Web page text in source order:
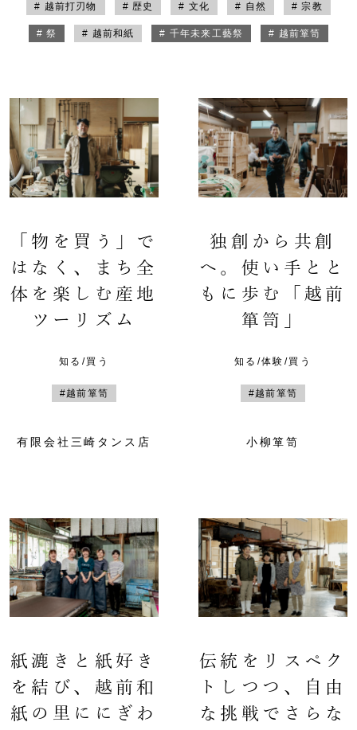
# 越前打刃物 # 歴史 # 文化 # 自然 # 宗教
# 祭 # 越前和紙 # 千年未来工藝祭 # 越前箪笥
「物を買う」で
はなく、まち全
体を楽しむ産地
ツーリズム
知る/買う
#越前箪笥
有限会社三崎タンス店
独創から共創
へ。使い手とと
もに歩む「越前
箪笥」
知る/体験/買う
#越前箪笥
小柳箪笥
紙漉きと紙好き
を結び、越前和
紙の里ににぎわ
伝統をリスペク
トしつつ、自由
な挑戦でさらな